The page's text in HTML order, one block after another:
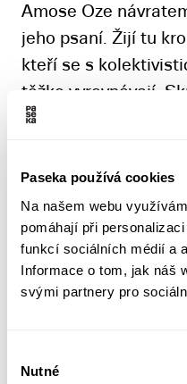
Paseka používá cookies
Na našem webu
pomáhají při
funkcí sociálních médií a
Informace o tom, jak náš
svými partnery pro
souhlasu
Nutné
Amose Oze
jeho psaní. Žijí tu
kteří se s
těžko vyrovnávají.
s idealismem v
příteli a vrstevníkovi,
zahradníka, který na
celou tíži tohoto
své sokyni píše
Ozovo brilantní
hluboce lidské,